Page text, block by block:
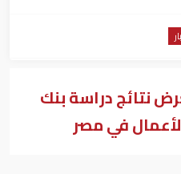
نتائج دراسة بنك